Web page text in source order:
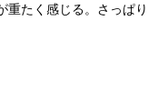
重たく感じる。さっぱり